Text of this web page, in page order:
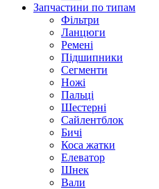
Запчастини по типам
Фільтри
Ланцюги
Ремені
Підшипники
Сегменти
Ножі
Пальці
Шестерні
Сайлентблок
Бичі
Коса жатки
Елеватор
Шнек
Вали